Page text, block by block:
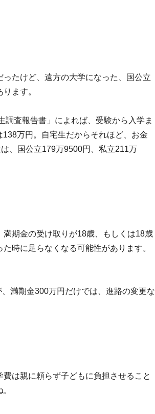
たけど、遠方の大学になった、国公立
ます。
査報告書」によれば、受験から入学ま
万円。自宅生だからそれほど、お金
、国公立179万9500円、私立211万
期金の受け取りが18歳、もしくは18歳
時に足らなくなる可能性があります。
満期金300万円だけでは、進路の変更な
は親に頼らず子どもに負担させること